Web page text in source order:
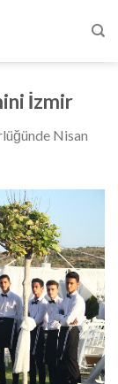
İzmir
Nisan